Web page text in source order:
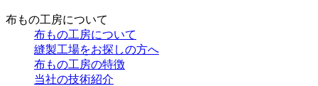
布もの工房について
布もの工房について
縫製工場をお探しの方へ
布もの工房の特徴
当社の技術紹介